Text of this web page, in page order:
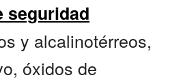
seguridad
y alcalinotérreos,
óxidos de